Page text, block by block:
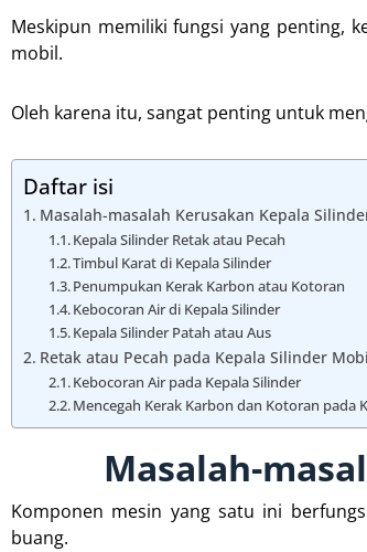
Meskipun memiliki fungsi yang penting,
mobil.
Oleh karena itu, sangat penting untuk
Daftar isi
Masalah-masalah Kerusakan Kepala
Kepala Silinder Retak atau Pecah
Timbul Karat di Kepala Silinder
Penumpukan Kerak Karbon atau Kotoran
Kebocoran Air di Kepala Silinder
Kepala Silinder Patah atau Aus
Retak atau Pecah pada Kepala Silinder
Kebocoran Air pada Kepala Silinder
Mencegah Kerak Karbon dan Kotoran pada
Masalah-
Komponen mesin yang satu ini
buang.